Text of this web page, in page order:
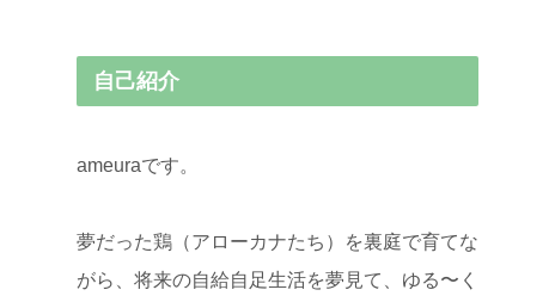
自己紹介
ameuraです。
夢だった鶏（アローカナたち）を裏庭で育てな
がら、将来の自給自足生活を夢見て、ゆる〜く